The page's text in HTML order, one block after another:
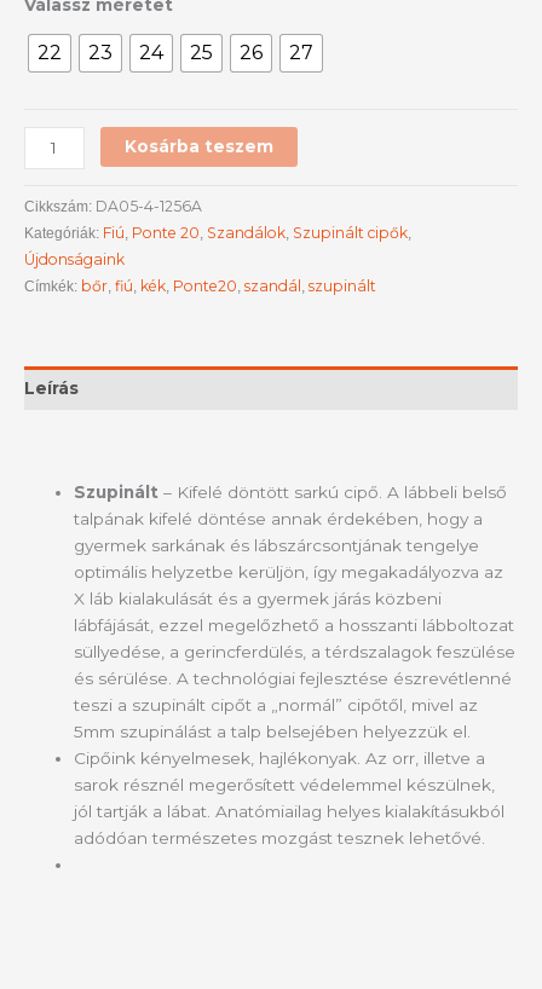
Válassz méretet
22 23 24 25 26 27
Kosárba teszem
Cikkszám: DA05-4-1256A
Kategóriák: Fiú, Ponte 20, Szandálok, Szupinált cipők,
Újdonságaink
Címkék: bőr, fiú, kék, Ponte20, szandál , szupinált
Leírás
Szupinált– Kifelé döntött sarkú cipő. A lábbeli belső
talpának kifelé döntése annak érdekében, hogy a
gyermek sarkának és lábszárcsontjának tengelye
optimális helyzetbe kerüljön, így megakadályozva az
X láb kialakulását és a gyermek járás közbeni
lábfájását, ezzel megelőzhető a hosszanti lábboltozat
süllyedése, a gerincferdülés, a térdszalagok feszülése
és sérülése. A technológiai fejlesztése észrevétlenné
teszi a szupinált cipőt a „normál” cipőtől, mivel az
5mm szupinálást a talp belsejében helyezzük el.
Cipőink kényelmesek, hajlékonyak. Az orr, illetve a
sarok résznél megerősített védelemmel készülnek,
jól tartják a lábat. Anatómiailag helyes kialakításukból
adódóan természetes mozgást tesznek lehetővé.